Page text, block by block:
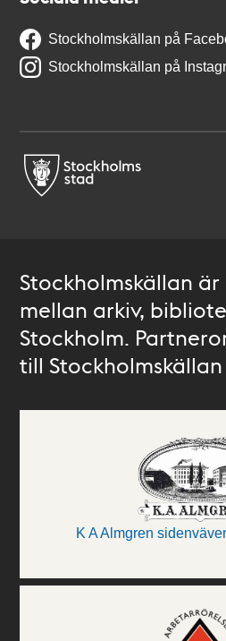
Stockholmskällan på
Stockholmskällan på
Stockholmskällan
mellan arkiv,
Stockholm.
till
K A Almgren